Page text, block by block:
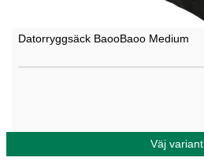
Datorryggsäck BaooBaoo Medium
Väj variant